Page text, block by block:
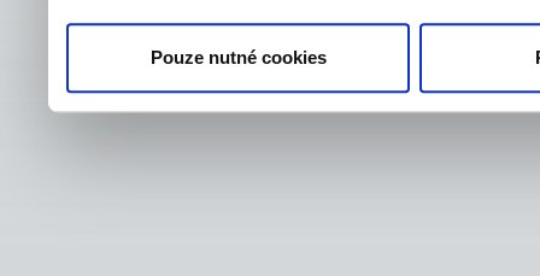
Pouze nutné cookies